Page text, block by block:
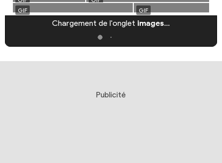
Chargement de l'onglet images…
Publicité